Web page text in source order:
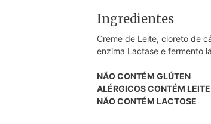
Ingredientes
Creme de Leite, cloreto de
enzima Lactase e fermento
NÃO CONTÉM GLÚTEN
ALÉRGICOS CONTÉM LEITE
NÃO CONTÉM LACTOSE